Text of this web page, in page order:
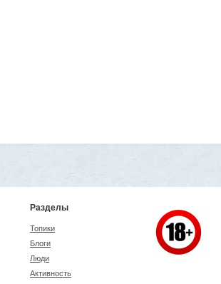
Разделы
Топики
Блоги
Люди
Активность